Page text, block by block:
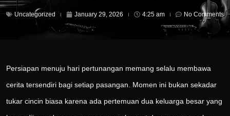
Uncategorized January 29, 2026 4:25 am No Comments
Persiapan menuju hari pertunangan memang selalu membawa
cerita tersendiri bagi setiap pasangan. Momen ini bukan sekadar
tukar cincin biasa karena ada pertemuan dua keluarga besar yang